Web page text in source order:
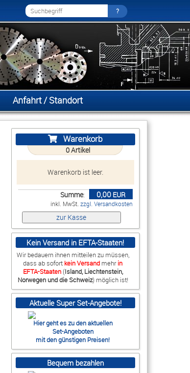
Anfahrt / Standort
Warenkorb
0Artikel
Warenkorb ist leer.
Summe: 0,00 EUR
inkl. MwSt. zzgl. Versandkosten
Kein Versand in EFTA-Staaten!
Wir bedauern ihnen mitteilen zu müssen,
dass ab sofort keinVersand mehrin
EFTA-Staaten(Island, Liechtenstein,
Norwegen und die Schweiz) möglich ist!
Aktuelle Super Set-Angebote!
Hier geht es zu den aktuellen
Set-Angeboten
mit den günstigen Preisen!
Bequem bezahlen